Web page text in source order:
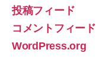
投稿フィード
コメントフィード
WordPress.org